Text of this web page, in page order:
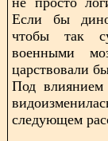
Если бы
чтобы так
военными
царствовали
Под влиянием
следующем